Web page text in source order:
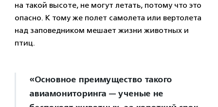
на такой высоте, не могут летать, потому что это
опасно. К тому же полет самолета или вертолета
над заповедником мешает жизни животных и
птиц.
«Основное преимущество такого
авиамониторинга — ученые не